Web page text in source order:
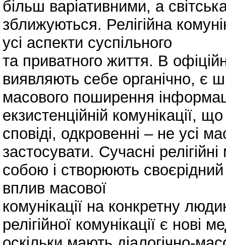
більш варіативними, а
зближуються. Релігійна
усі аспекти суспільного
та приватного життя. В
виявляють себе органічно, є
масового поширення
екзистенційній комунікації,
сповіді, одкровенні – не усі
застосувати. Сучасні
собою і створюють
вплив масової
комунікації на конкретну
релігійної комунікації є нові